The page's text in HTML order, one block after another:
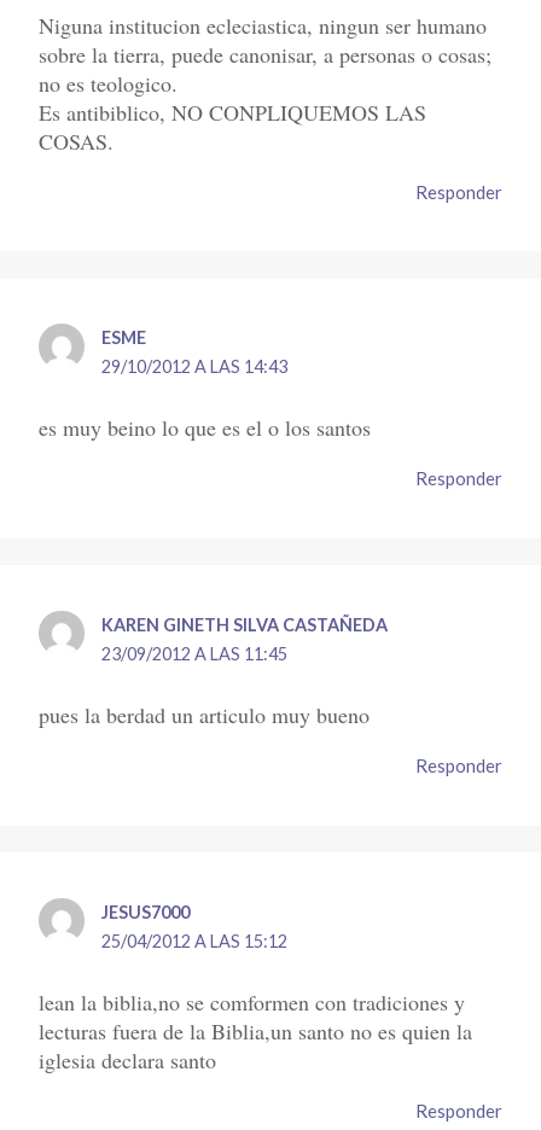
Niguna institucion ecleciastica, ningun ser humano
sobre la tierra, puede canonisar, a personas o cosas;
no es teologico.
Es antibiblico, NO CONPLIQUEMOS LAS
COSAS.
Responder
ESME
29/10/2012 A LAS 14:43
es muy beino lo que es el o los santos
Responder
KAREN GINETH SILVA CASTAÑEDA
23/09/2012 A LAS 11:45
pues la berdad un articulo muy bueno
Responder
JESUS7000
25/04/2012 A LAS 15:12
lean la biblia,no se comformen con tradiciones y
lecturas fuera de la Biblia,un santo no es quien la
iglesia declara santo
Responder